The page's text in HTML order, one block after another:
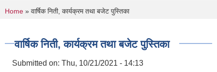
You are here
Home » वार्षिक निती, कार्यक्रम तथा बजेट पुस्तिका
वार्षिक निती, कार्यक्रम तथा बजेट पुस्तिका
Submitted on: Thu, 10/21/2021 - 14:13